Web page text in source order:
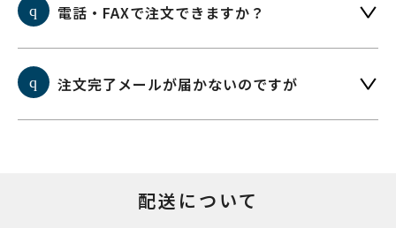
電話・FAXで注文できますか？
注文完了メールが届かないのですが
配送について